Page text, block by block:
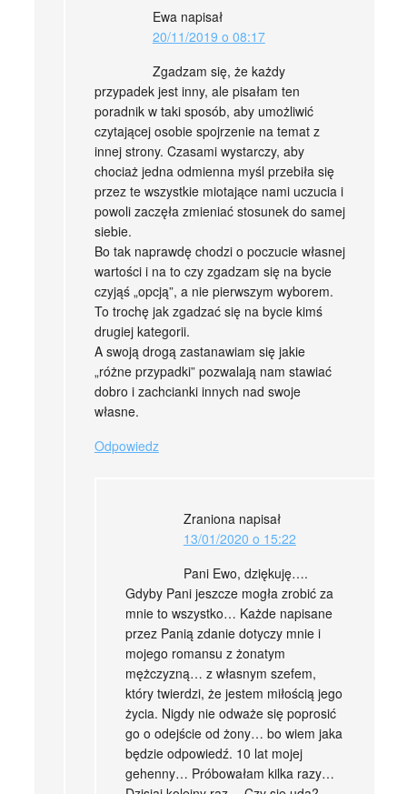
Ewa napisał
20/11/2019 o 08:17
Zgadzam się, że każdy
przypadek jest inny, ale pisałam ten
poradnik w taki sposób, aby umożliwić
czytającej osobie spojrzenie na temat z
innej strony. Czasami wystarczy, aby
chociaż jedna odmienna myśl przebiła się
przez te wszystkie miotające nami uczucia i
powoli zaczęła zmieniać stosunek do samej
siebie.
Bo tak naprawdę chodzi o poczucie własnej
wartości i na to czy zgadzam się na bycie
czyjąś „opcją”, a nie pierwszym wyborem.
To trochę jak zgadzać się na bycie kimś
drugiej kategorii.
A swoją drogą zastanawiam się jakie
„różne przypadki” pozwalają nam stawiać
dobro i zachcianki innych nad swoje
własne.
Odpowiedz
Zraniona napisał
13/01/2020 o 15:22
Pani Ewo, dziękuję….
Gdyby Pani jeszcze mogła zrobić za
mnie to wszystko… Każde napisane
przez Panią zdanie dotyczy mnie i
mojego romansu z żonatym
mężczyzną… z własnym szefem,
który twierdzi, że jestem miłością jego
życia. Nigdy nie odważe się poprosić
go o odejście od żony… bo wiem jaka
będzie odpowiedź. 10 lat mojej
gehenny… Próbowałam kilka razy…